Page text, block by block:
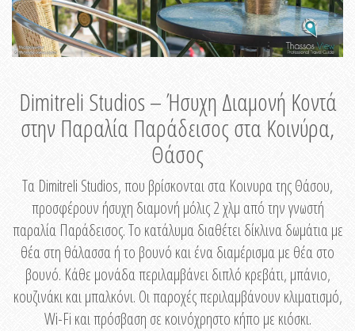
Dimitreli Studios – Ήσυχη Διαμονή Κοντά
στην Παραλία Παράδεισος στα Κοινύρα,
Θάσος
Τα Dimitreli Studios, που βρίσκονται στα Κοινυρα της Θάσου,
προσφέρουν ήσυχη διαμονή μόλις 2 χλμ από την γνωστή
παραλία Παράδεισος. Το κατάλυμα διαθέτει δίκλινα δωμάτια με
θέα στη θάλασσα ή το βουνό και ένα διαμέρισμα με θέα στο
βουνό. Κάθε μονάδα περιλαμβάνει διπλό κρεβάτι, μπάνιο,
κουζινάκι και μπαλκόνι. Οι παροχές περιλαμβάνουν κλιματισμό,
Wi-Fi και πρόσβαση σε κοινόχρηστο κήπο με κιόσκι.